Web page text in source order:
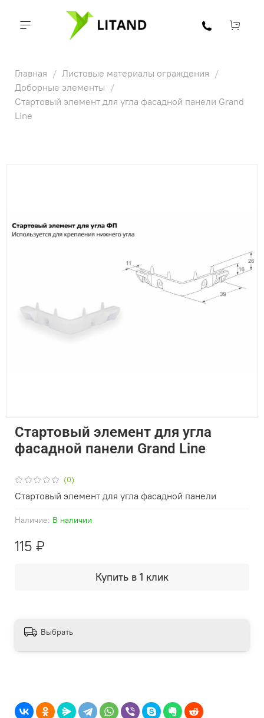
Главная
Листовые материалы ограждения
Доборные элементы
Стартовый элемент для угла фасадной панели Grand
Line
(0)
Наличие: В наличии
Стартовый элемент для угла
фасадной панели Grand Line
115 ₽
Купить в 1 клик
Стартовый элемент для угла фасадной панели
Выбрать